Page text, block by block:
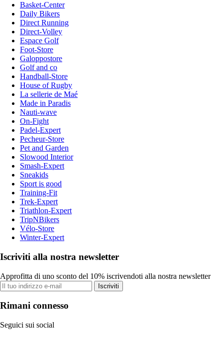
Basket-Center
Daily Bikers
Direct Running
Direct-Volley
Espace Golf
Foot-Store
Galoppostore
Golf and co
Handball-Store
House of Rugby
La sellerie de Maé
Made in Paradis
Nauti-wave
On-Fight
Padel-Expert
Pecheur-Store
Pet and Garden
Slowood Interior
Smash-Expert
Sneakids
Sport is good
Training-Fit
Trek-Expert
Triathlon-Expert
TripNBikers
Vélo-Store
Winter-Expert
Iscriviti alla nostra newsletter
Approfitta di uno sconto del 10% iscrivendoti alla nostra newsletter
Iscriviti
Rimani connesso
Seguici sui social